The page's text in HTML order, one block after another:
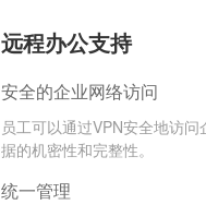
远程办公支持
安全的企业网络访问
员工可以通过VPN安全地访
据的机密性和完整性。
统一管理